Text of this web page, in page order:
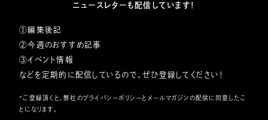
ニュースレターも配信しています！
①編集後記
②今週のおすすめ記事
③イベント情報
などを定期的に配信しているので、ぜひ登録してください！
*ご登録頂くと、弊社のプライバシーポリシーとメールマガジンの配信に同意したこ
とになります。